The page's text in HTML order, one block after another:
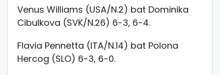
Venus Williams (USA/N.2) bat Dominika
Cibulkova (SVK/N.26) 6-3, 6-4.
Flavia Pennetta (ITA/N.14) bat Polona
Hercog (SLO) 6-3, 6-0.